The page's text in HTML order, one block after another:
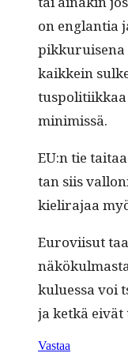
on englan­tia
kaikkein
minimissä.
EU:n tie
tan siis
kieli­ra­jaa
Eurovi­isut
kulues­sa voi
ja ketkä eivät
Vastaa